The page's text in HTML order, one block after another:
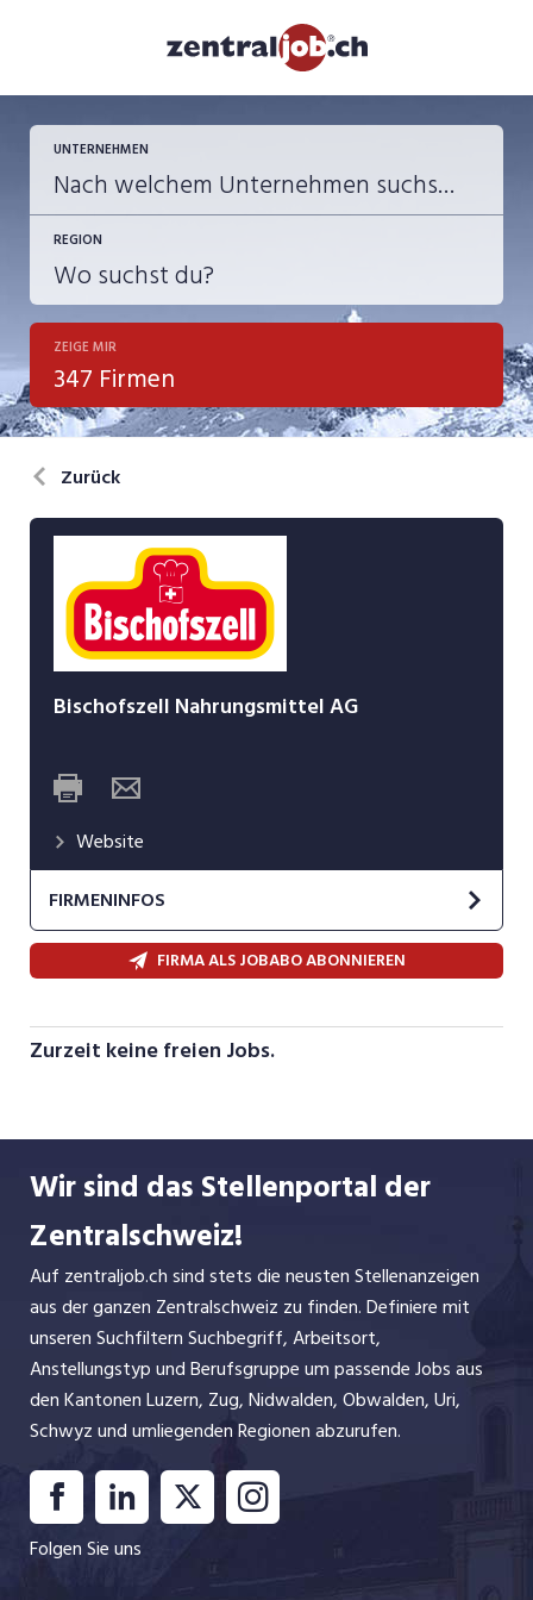
UNTERNEHMEN
REGION
ZEIGE MIR
347 Firmen
Zurück
Bischofszell Nahrungsmittel AG
Website
FIRMENINFOS
Gutes aus der Schweiz
Nahrungsmitteln konsequent um. Lückenloses
Qualitätsdenken und der Einsatz modernster
Lebensmittelunternehmen der Schweiz.
Wir beliefern den Einzelhandel, die Gastronomie,
Spitäler, Kantinen und Industrien mit unseren
Produkten. Unser Heimmarkt ist die Schweiz,
jedoch erobern wir schrittweise Nischen auf den
Weltmärkten.
FIRMA ALS JOBABO ABONNIEREN
Zurzeit keine freien Jobs.
Wir sind das Stellenportal der
Zentralschweiz!
Auf zentraljob.ch sind stets die neusten Stellenanzeigen
aus der ganzen Zentralschweiz zu finden. Definiere mit
unseren Suchfiltern Suchbegriff, Arbeitsort,
Anstellungstyp und Berufsgruppe um passende Jobs aus
den Kantonen Luzern, Zug, Nidwalden, Obwalden, Uri,
Schwyz und umliegenden Regionen abzurufen.
Folgen Sie uns